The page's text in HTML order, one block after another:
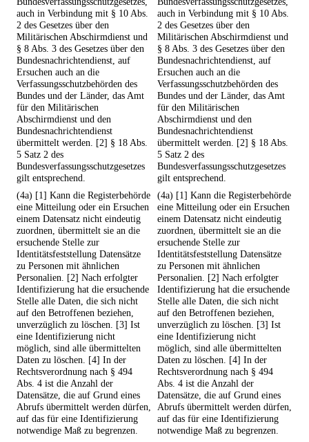
auch in Verbindung mit § 10 Abs.
2 des Gesetzes über den
Militärischen Abschirmdienst und
§ 8 Abs. 3 des Gesetzes über den
Bundesnachrichtendienst, auf
Ersuchen auch an die
Verfassungsschutzbehörden des
Bundes und der Länder, das Amt
für den Militärischen
Abschirmdienst und den
Bundesnachrichtendienst
übermittelt werden. [2] § 18 Abs.
5 Satz 2 des
Bundesverfassungsschutzgesetzes
gilt entsprechend.
auch in Verbindung mit § 10 Abs.
2 des Gesetzes über den
Militärischen Abschirmdienst und
§ 8 Abs. 3 des Gesetzes über den
Bundesnachrichtendienst, auf
Ersuchen auch an die
Verfassungsschutzbehörden des
Bundes und der Länder, das Amt
für den Militärischen
Abschirmdienst und den
Bundesnachrichtendienst
übermittelt werden. [2] § 18 Abs.
5 Satz 2 des
Bundesverfassungsschutzgesetzes
gilt entsprechend.
(4a) [1] Kann die Registerbehörde
eine Mitteilung oder ein Ersuchen
einem Datensatz nicht eindeutig
zuordnen, übermittelt sie an die
ersuchende Stelle zur
Identitätsfeststellung Datensätze
zu Personen mit ähnlichen
Personalien. [2] Nach erfolgter
Identifizierung hat die ersuchende
Stelle alle Daten, die sich nicht
auf den Betroffenen beziehen,
unverzüglich zu löschen. [3] Ist
eine Identifizierung nicht
möglich, sind alle übermittelten
Daten zu löschen. [4] In der
Rechtsverordnung nach § 494
Abs. 4 ist die Anzahl der
Datensätze, die auf Grund eines
Abrufs übermittelt werden dürfen,
auf das für eine Identifizierung
notwendige Maß zu begrenzen.
(4a) [1] Kann die Registerbehörde
eine Mitteilung oder ein Ersuchen
einem Datensatz nicht eindeutig
zuordnen, übermittelt sie an die
ersuchende Stelle zur
Identitätsfeststellung Datensätze
zu Personen mit ähnlichen
Personalien. [2] Nach erfolgter
Identifizierung hat die ersuchende
Stelle alle Daten, die sich nicht
auf den Betroffenen beziehen,
unverzüglich zu löschen. [3] Ist
eine Identifizierung nicht
möglich, sind alle übermittelten
Daten zu löschen. [4] In der
Rechtsverordnung nach § 494
Abs. 4 ist die Anzahl der
Datensätze, die auf Grund eines
Abrufs übermittelt werden dürfen,
auf das für eine Identifizierung
notwendige Maß zu begrenzen.